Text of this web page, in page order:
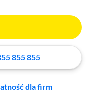
855 855
dla firm